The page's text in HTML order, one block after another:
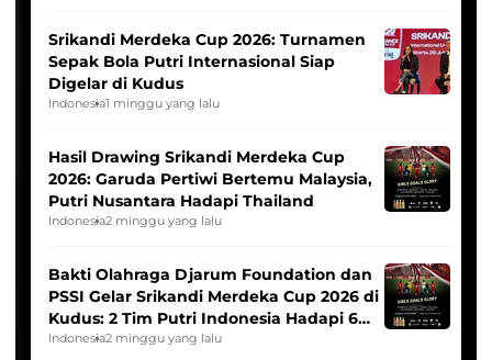
Srikandi Merdeka Cup 2026: Turnamen
Sepak Bola Putri Internasional Siap
Digelar di Kudus
Indonesia1 minggu yang lalu
Hasil Drawing Srikandi Merdeka Cup
2026: Garuda Pertiwi Bertemu Malaysia,
Putri Nusantara Hadapi Thailand
Indonesia2 minggu yang lalu
Bakti Olahraga Djarum Foundation dan
PSSI Gelar Srikandi Merdeka Cup 2026 di
Kudus: 2 Tim Putri Indonesia Hadapi 6
Tim Asia
Indonesia2 minggu yang lalu